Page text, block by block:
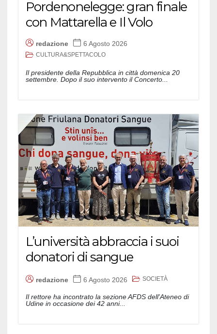
Pordenonelegge: gran finale
con Mattarella e Il Volo
redazione 6 Agosto 2026
CULTURA&SPETTACOLO
Il presidente della Repubblica in città domenica 20
settembre. Dopo il suo intervento il Concerto...
L’università abbraccia i suoi
donatori di sangue
redazione 6 Agosto 2026 SOCIETÀ
Il rettore ha incontrato la sezione AFDS dell'Ateneo di
Udine in occasione dei 42 anni...